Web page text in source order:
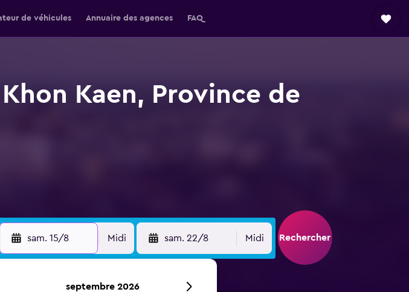
de véhicules Annuaire des agences FAQ
Kaen, Province de
sam. 15/8 Midi sam. 22/8 Midi Rechercher
septembre 2026